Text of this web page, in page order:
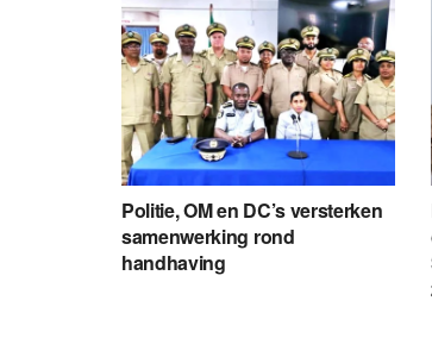
Politie, OM en DC’s versterken
samenwerking rond
handhaving